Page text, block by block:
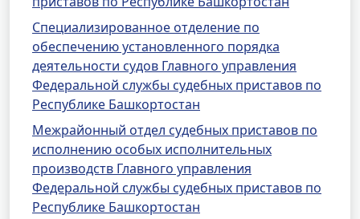
Специализированное отделение по
обеспечению установленного порядка
деятельности судов Главного управления
Федеральной службы судебных приставов по
Республике Башкортостан
Межрайонный отдел судебных приставов по
исполнению особых исполнительных
производств Главного управления
Федеральной службы судебных приставов по
Республике Башкортостан